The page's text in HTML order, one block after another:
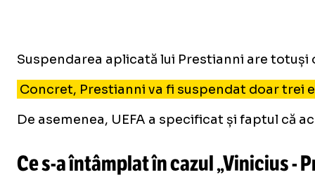
Suspendarea aplicată lui Prestianni are
Concret, Prestianni va fi suspendat doar trei
De asemenea, UEFA a specificat și faptul că
Ces-aîntâmplat în cazul „Vinicius -